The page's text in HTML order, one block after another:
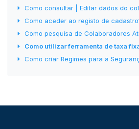
Como consultar | Editar dados do
Como aceder ao registo de
Como pesquisa de Colaboradores
Como utilizar ferramenta de taxa
Como criar Regimes para a